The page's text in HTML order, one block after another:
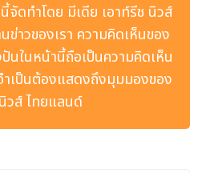
จัดทำโดย มีเดีย เอาท์รีช นิวส์
ข่าวของเรา ความคิดเห็นของ
นในหน้านี้ถือเป็นความคิดเห็น
ำเป็นต้องแสดงถึงมุมมองของ
วส์ ไทยแลนด์